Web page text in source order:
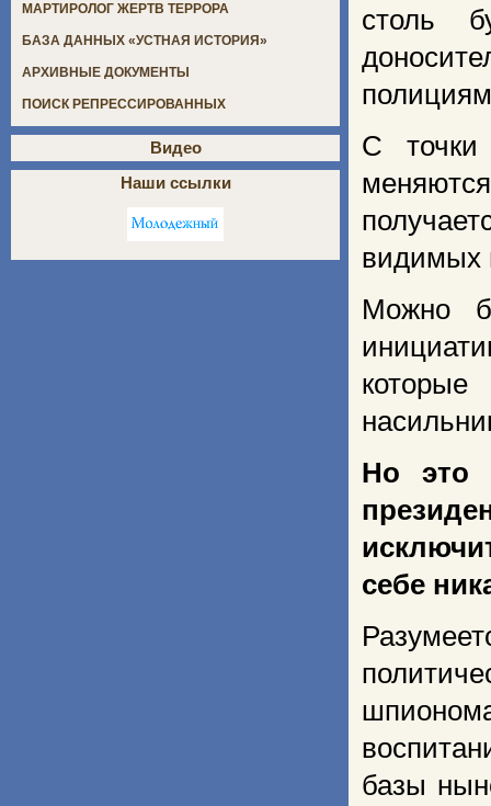
столь
С точки
видимых
Можно
Но это
себе
базы
МАРТИРОЛОГ ЖЕРТВ ТЕРРОРА
БАЗА ДАННЫХ «УСТНАЯ ИСТОРИЯ»
АРХИВНЫЕ ДОКУМЕНТЫ
ПОИСК РЕПРЕССИРОВАННЫХ
Видео
Наши ссылки